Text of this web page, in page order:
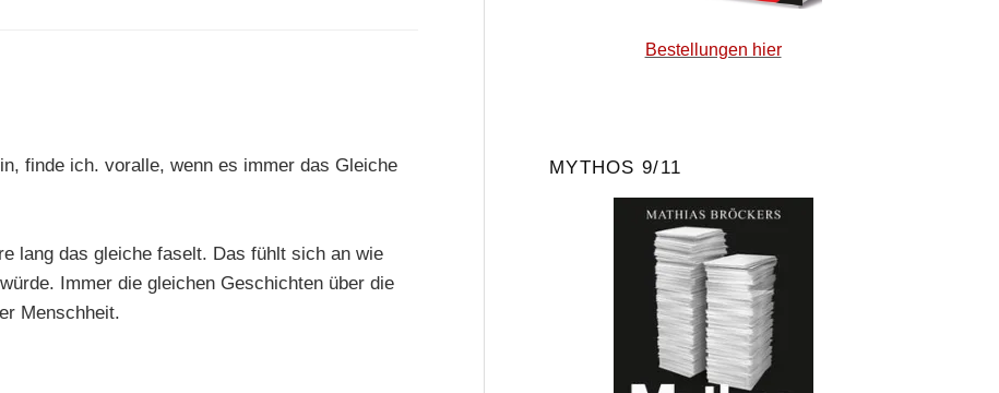
finde ich. voralle, wenn es immer das Gleiche
lang das gleiche faselt. Das fühlt sich an wie
Immer die gleichen Geschichten über die
Menschheit.
Bestellungen hier
MYTHOS 9/11